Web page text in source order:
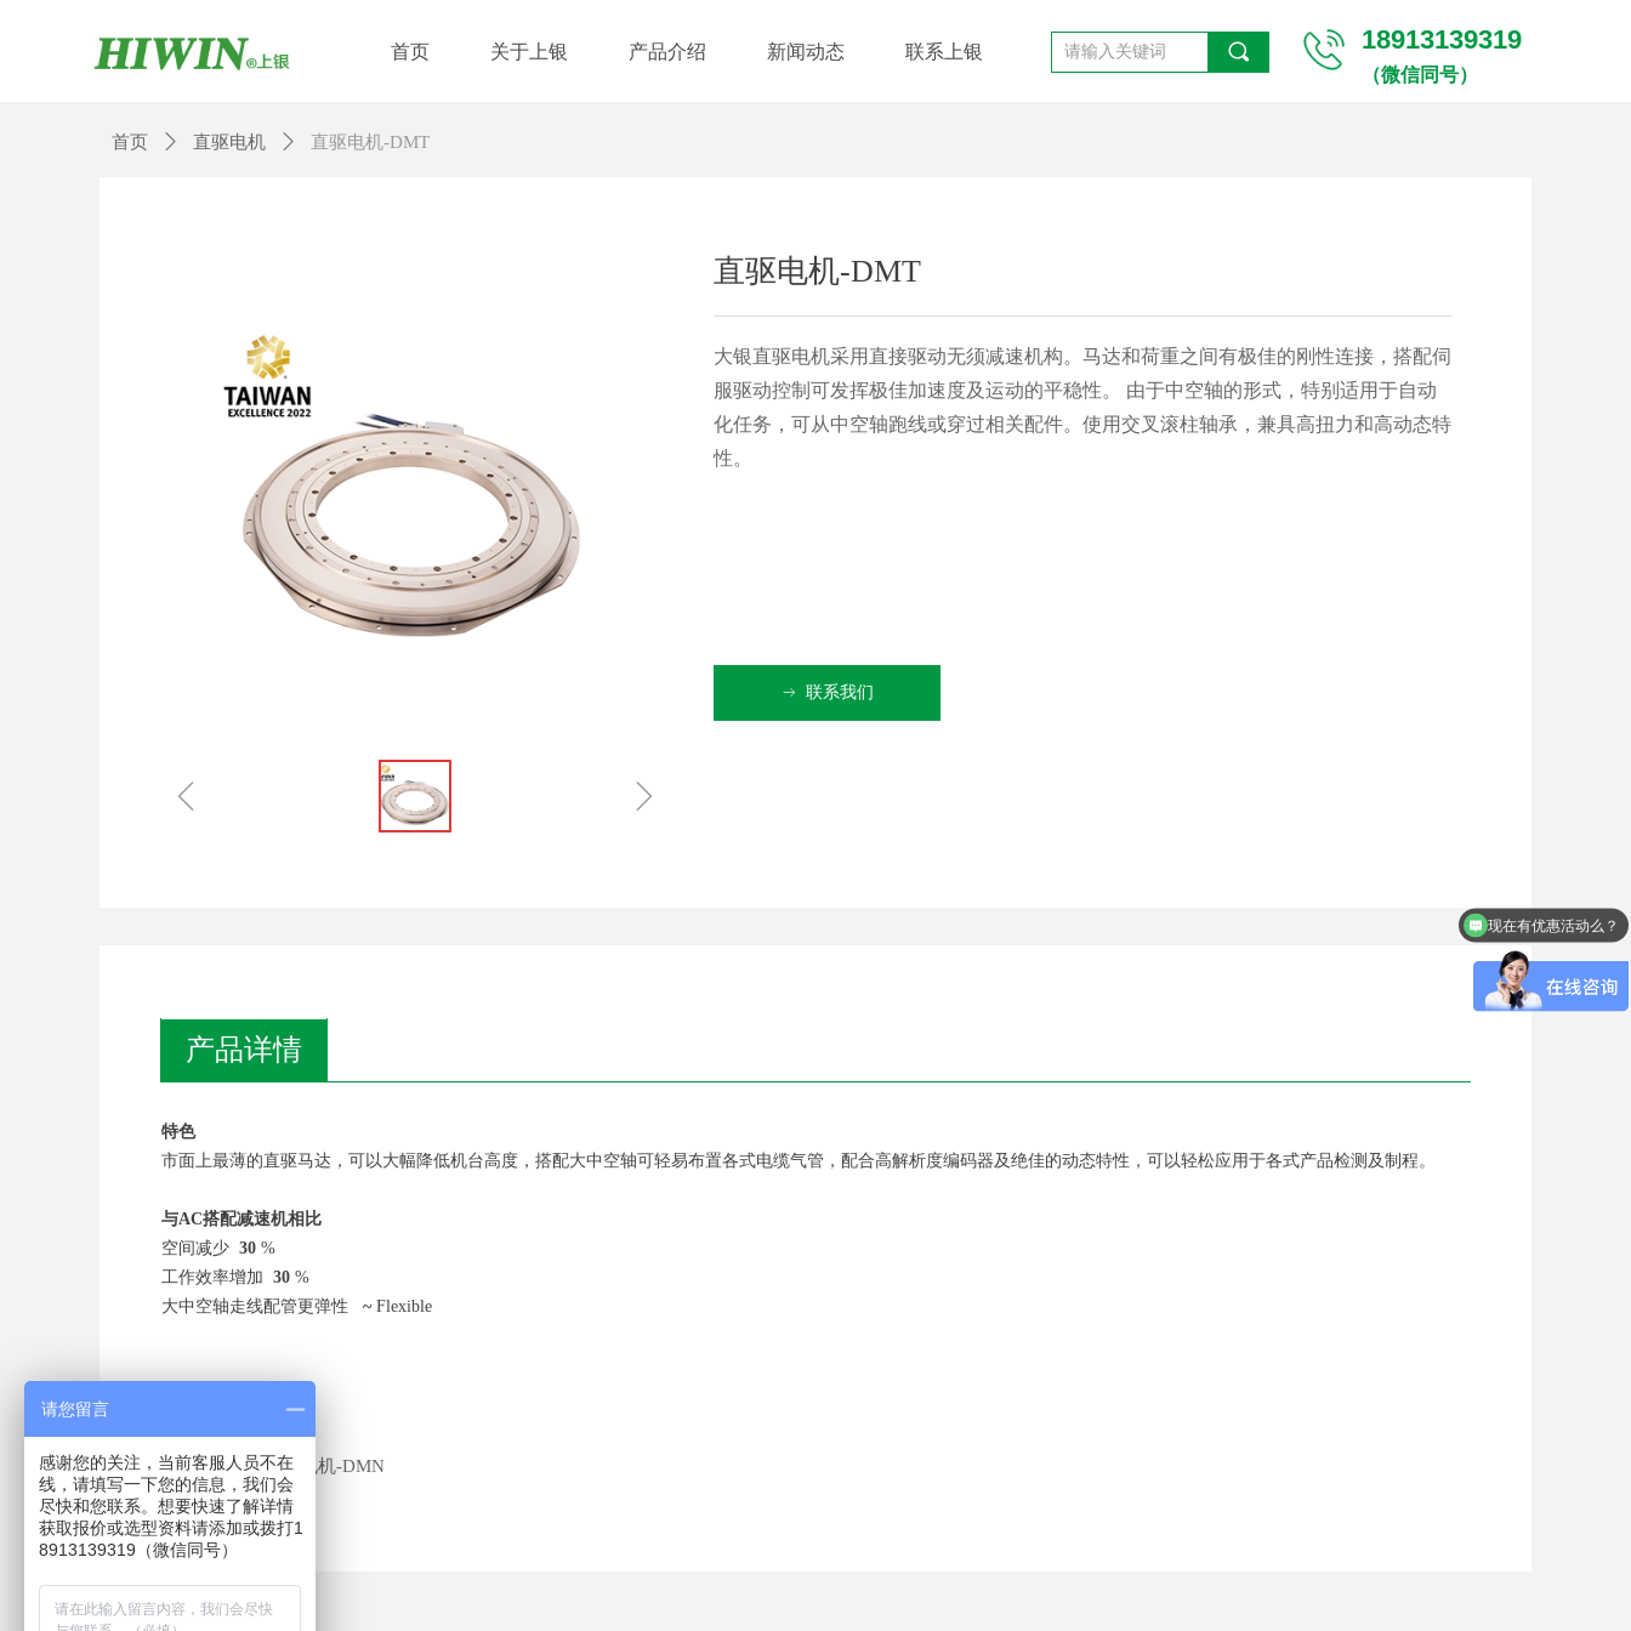
首页 关于上银 产品介绍 新闻动态 联系上银 끠 18913139319
（微信同号）
ꁆ ꁇ
直驱电机-DMT
大银直驱电机采用直接驱动无须减速机构。马达和荷重之间有极佳的刚性连接，搭配伺
服驱动控制可发挥极佳加速度及运动的平稳性。 由于中空轴的形式，特别适用于自动
化任务，可从中空轴跑线或穿过相关配件。使用交叉滚柱轴承，兼具高扭力和高动态特
性。
ꁹ 联系我们
产品详情
特色
市面上最薄的直驱马达，可以大幅降低机台高度，搭配大中空轴可轻易布置各式电缆气管，配合高解析度编码器及绝佳的动态特性，可以轻松应用于各式产品检测及制程。
与AC搭配减速机相比
空间减少 30 %
工作效率增加 30 %
大中空轴走线配管更弹性 ~ Flexible
ꄲ 后一个： 直驱电机-DMN
首页 ꄲ 直驱电机 ꄲ 直驱电机-DMT
现在有优惠活动么？
请您留言
感谢您的关注，当前客服人员不在
线，请填写一下您的信息，我们会
尽快和您联系。想要快速了解详情
获取报价或选型资料请添加或拨打1